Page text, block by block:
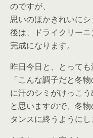
のですが、
思いのほかきれいにシ
後は、ドライクリー
完成になります。
昨日今日と、とっても
「こんな調子だと冬
に汗のシミがけっこう
と思いますので、冬
タンスに終うようにし